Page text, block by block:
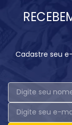
Cadastre seu